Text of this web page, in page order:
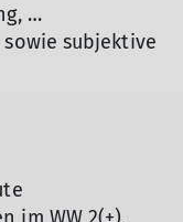
…
sowie subjektive